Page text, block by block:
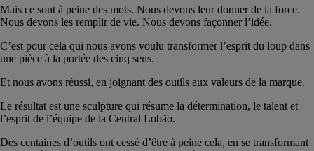
Mais ce sont à peine des mots. Nous devons leur donner de la force.
Nous devons les remplir de vie. Nous devons façonner l’idée.
C’est pour cela qui nous avons voulu transformer l’esprit du loup dans
une pièce à la portée des cinq sens.
Et nous avons réussi, en joignant des outils aux valeurs de la marque.
Le résultat est une sculpture qui résume la détermination, le talent et
l’esprit de l’équipe de la Central Lobão.
Des centaines d’outils ont cessé d’être à peine cela, en se transformant